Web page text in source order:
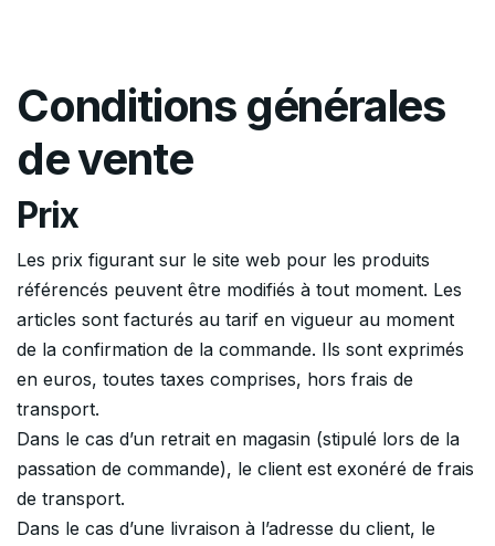
Conditions générales
de vente
Prix
Les prix figurant sur le site web pour les produits
référencés peuvent être modifiés à tout moment. Les
articles sont facturés au tarif en vigueur au moment
de la confirmation de la commande. Ils sont exprimés
en euros, toutes taxes comprises, hors frais de
transport.
Dans le cas d’un retrait en magasin (stipulé lors de la
passation de commande), le client est exonéré de frais
de transport.
Dans le cas d’une livraison à l’adresse du client, le